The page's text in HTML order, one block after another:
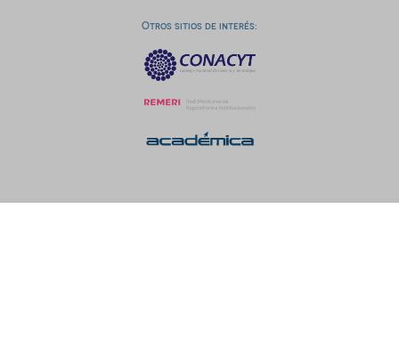
Otros sitios de interés: